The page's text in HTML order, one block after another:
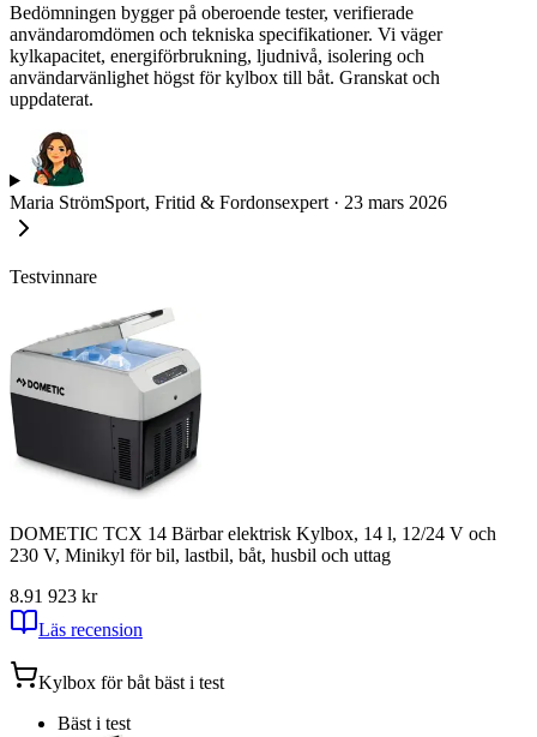
Bedömningen bygger på oberoende tester, verifierade
användaromdömen och tekniska specifikationer. Vi väger
kylkapacitet, energiförbrukning, ljudnivå, isolering och
användarvänlighet högst för kylbox till båt. Granskat och
uppdaterat.
Maria StrömSport, Fritid & Fordonsexpert · 23 mars 2026
Testvinnare
DOMETIC TCX 14 Bärbar elektrisk Kylbox, 14 l, 12/24 V och
230 V, Minikyl för bil, lastbil, båt, husbil och uttag
8.91 923 kr
Läs recension
Kylbox för båt bäst i test
Bäst i test